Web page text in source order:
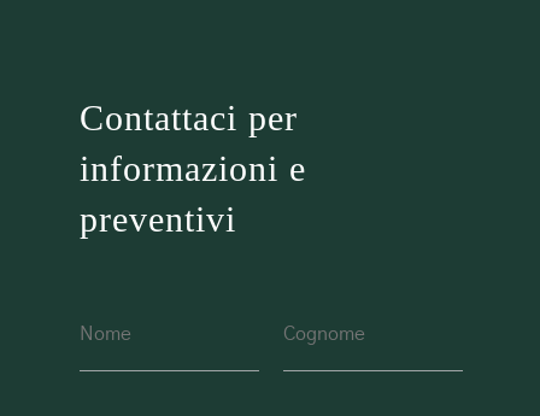
Contattaci per
informazioni e
preventivi